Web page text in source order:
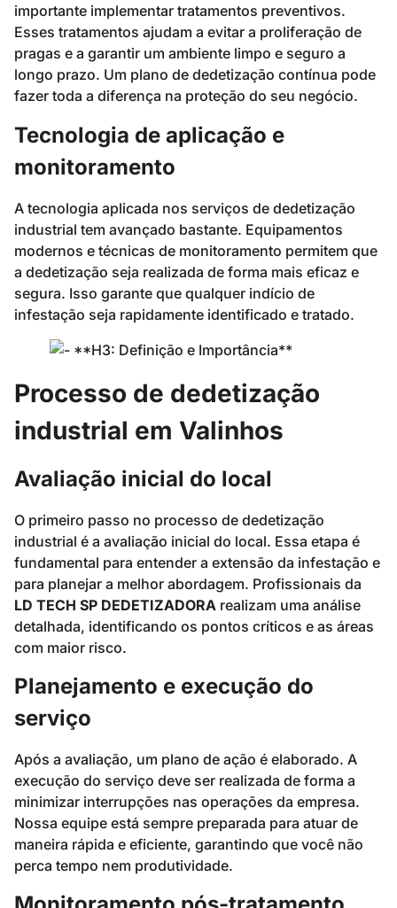
importante implementar tratamentos preventivos.
Esses tratamentos ajudam a evitar a proliferação de
pragas e a garantir um ambiente limpo e seguro a
longo prazo. Um plano de dedetização contínua pode
fazer toda a diferença na proteção do seu negócio.
Tecnologia de aplicação e
monitoramento
A tecnologia aplicada nos serviços de dedetização
industrial tem avançado bastante. Equipamentos
modernos e técnicas de monitoramento permitem que
a dedetização seja realizada de forma mais eficaz e
segura. Isso garante que qualquer indício de
infestação seja rapidamente identificado e tratado.
Processo de dedetização
industrial em Valinhos
Avaliação inicial do local
O primeiro passo no processo de dedetização
industrial é a avaliação inicial do local. Essa etapa é
fundamental para entender a extensão da infestação e
para planejar a melhor abordagem. Profissionais da
LD TECH SP DEDETIZADORA realizam uma análise
detalhada, identificando os pontos críticos e as áreas
com maior risco.
Planejamento e execução do
serviço
Após a avaliação, um plano de ação é elaborado. A
execução do serviço deve ser realizada de forma a
minimizar interrupções nas operações da empresa.
Nossa equipe está sempre preparada para atuar de
maneira rápida e eficiente, garantindo que você não
perca tempo nem produtividade.